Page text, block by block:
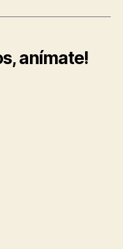
anímate!